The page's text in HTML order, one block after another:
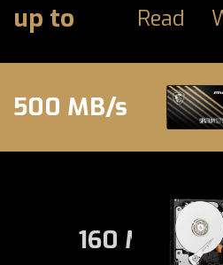
up to Read
500 MB/s
160 MB/s